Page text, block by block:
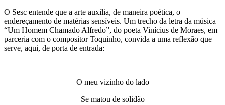
O Sesc entende que a arte auxilia, de maneira poética, o
endereçamento de matérias sensíveis. Um trecho da letra da música
“Um Homem Chamado Alfredo”, do poeta Vinícius de Moraes, em
parceria com o compositor Toquinho, convida a uma reflexão que
serve, aqui, de porta de entrada:
O meu vizinho do lado
Se matou de solidão